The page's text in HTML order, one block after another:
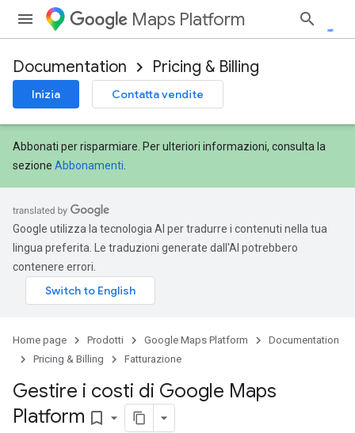
Maps Platform
Documentation Pricing & Billing
Inizia Contatta vendite
Abbonati per risparmiare. Per ulteriori informazioni, consulta la
sezione Abbonamenti
Google utilizza la tecnologia AI per tradurre i contenuti nella tua
lingua preferita. Le traduzioni generate dall'AI potrebbero
contenere errori.
Home page Prodotti Google Maps Platform
Documentation
Pricing & Billing
Fatturazione
Gestire i costi di Google Maps
Platform bookmark_border